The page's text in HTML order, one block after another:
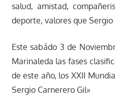
salud, amistad,
deporte, valores que
Este sabádo 3 de
Marinaleda las fases
de este año, los XXII
Sergio Carnerero Gil»